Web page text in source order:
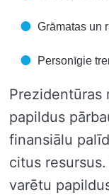
Grāmatas un
Personīgie
Prezidentūras
papildus
finansiālu
citus
varētu